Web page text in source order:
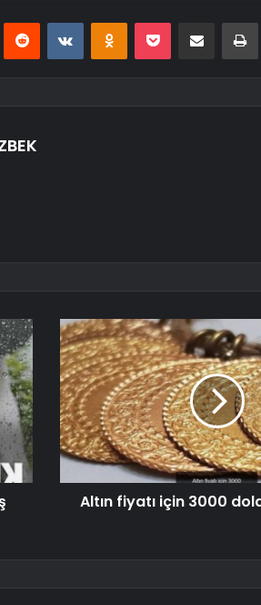
Reddit VKontakteOdnoklassniki
Pocket E-Posta ile paylaş
Altın fiyatı için 3000